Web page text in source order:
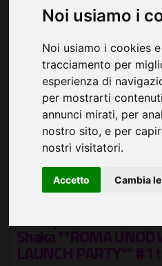
Noi usiamo i
Noi usiamo i cookies
tracciamento per
esperienza di
per mostrarti
annunci mirati, per
nostro sito, e per
nostri visitatori.
Accetto Cambia
R.R.C present YOUNG
Shaka **ROMA UNOD
LAUNCH PARTY** #1